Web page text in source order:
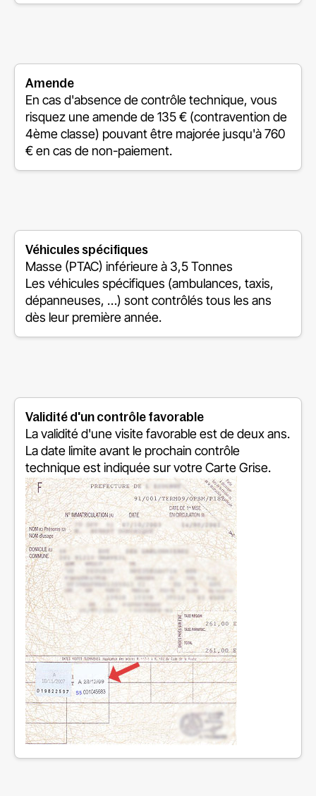
Amende
En cas d'absence de contrôle technique, vous
risquez une amende de 135 € (contravention de
4ème classe) pouvant être majorée jusqu'à 760
€ en cas de non-paiement.
Véhicules spécifiques
Masse (PTAC) inférieure à 3,5 Tonnes
Les véhicules spécifiques (ambulances, taxis,
dépanneuses, …) sont contrôlés tous les ans
dès leur première année.
Validité d'un contrôle favorable
La validité d'une visite favorable est de deux ans.
La date limite avant le prochain contrôle
technique est indiquée sur votre Carte Grise.